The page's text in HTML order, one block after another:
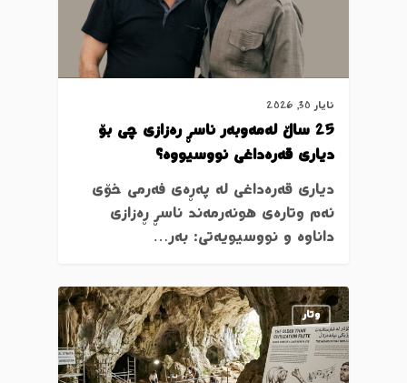
ئایار 30, 2026
25 ساڵ لەمەوبەر ناسڕ رەزازی چی بۆ
دیاری قەرەداغی نووسیووە؟
دیاری قەرەداغی لە پەڕەی فەرمی خۆی
ئەم وتارەی هونەرمەند ناسڕ ڕەزازی
داناوە و نووسیویەتی: بەر…
وتار